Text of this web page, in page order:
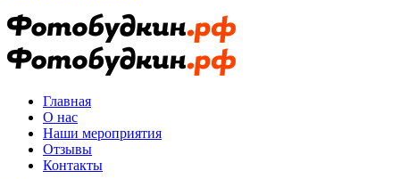
Главная
О нас
Наши мероприятия
Отзывы
Контакты